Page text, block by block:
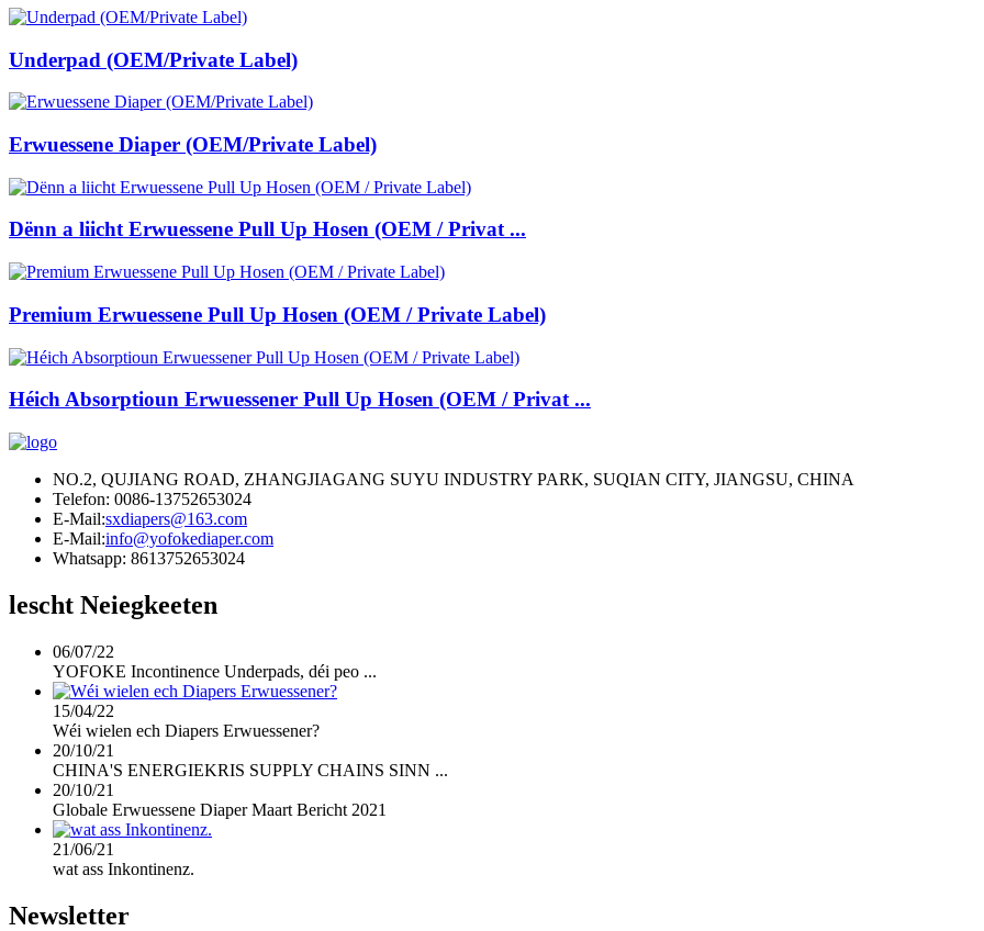
Underpad (OEM/Private Label)
Erwuessene Diaper (OEM/Private Label)
Dënn a liicht Erwuessene Pull Up Hosen (OEM / Privat ...
Premium Erwuessene Pull Up Hosen (OEM / Private Label)
Héich Absorptioun Erwuessener Pull Up Hosen (OEM / Privat ...
NO.2, QUJIANG ROAD, ZHANGJIAGANG SUYU INDUSTRY PARK, SUQIAN CITY, JIANGSU, CHINA
Telefon: 0086-13752653024
E-Mail:sxdiapers@163.com
E-Mail:info@yofokediaper.com
Whatsapp: 8613752653024
lescht Neiegkeeten
06/07/22
YOFOKE Incontinence Underpads, déi peo ...
15/04/22
Wéi wielen ech Diapers Erwuessener?
20/10/21
CHINA'S ENERGIEKRIS SUPPLY CHAINS SINN ...
20/10/21
Globale Erwuessene Diaper Maart Bericht 2021
21/06/21
wat ass Inkontinenz.
Newsletter